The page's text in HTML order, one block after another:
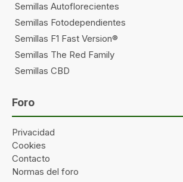
Semillas Autoflorecientes
Semillas Fotodependientes
Semillas F1 Fast Version®
Semillas The Red Family
Semillas CBD
Foro
Privacidad
Cookies
Contacto
Normas del foro